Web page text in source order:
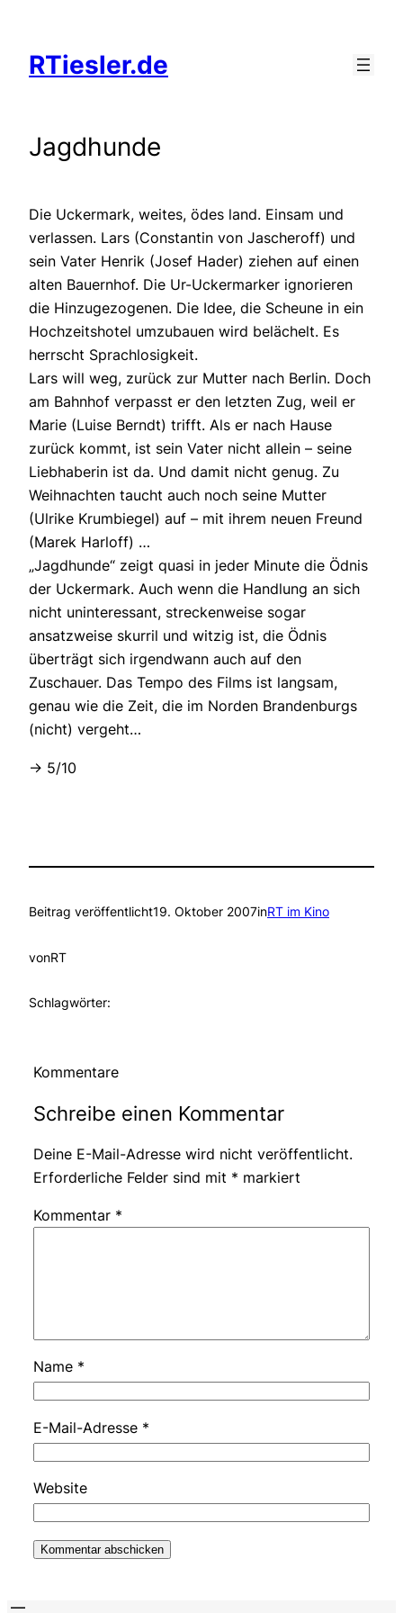
springen
RTiesler.de
Jagdhunde
Die Uckermark, weites, ödes land. Einsam und
verlassen. Lars (Constantin von Jascheroff) und
sein Vater Henrik (Josef Hader) ziehen auf einen
alten Bauernhof. Die Ur-Uckermarker ignorieren
die Hinzugezogenen. Die Idee, die Scheune in ein
Hochzeitshotel umzubauen wird belächelt. Es
herrscht Sprachlosigkeit.
Lars will weg, zurück zur Mutter nach Berlin. Doch
am Bahnhof verpasst er den letzten Zug, weil er
Marie (Luise Berndt) trifft. Als er nach Hause
zurück kommt, ist sein Vater nicht allein – seine
Liebhaberin ist da. Und damit nicht genug. Zu
Weihnachten taucht auch noch seine Mutter
(Ulrike Krumbiegel) auf – mit ihrem neuen Freund
(Marek Harloff) …
„Jagdhunde“ zeigt quasi in jeder Minute die Ödnis
der Uckermark. Auch wenn die Handlung an sich
nicht uninteressant, streckenweise sogar
ansatzweise skurril und witzig ist, die Ödnis
überträgt sich irgendwann auch auf den
Zuschauer. Das Tempo des Films ist langsam,
genau wie die Zeit, die im Norden Brandenburgs
(nicht) vergeht…
-> 5/10
Beitrag veröffentlicht19. Oktober 2007inRT im Kino
vonRT
Schlagwörter:
Kommentare
Schreibe einen Kommentar
Deine E-Mail-Adresse wird nicht veröffentlicht.
Erforderliche Felder sind mit * markiert
Kommentar *
Name *
E-Mail-Adresse *
Website